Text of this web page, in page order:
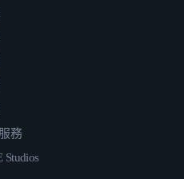
務
Studios